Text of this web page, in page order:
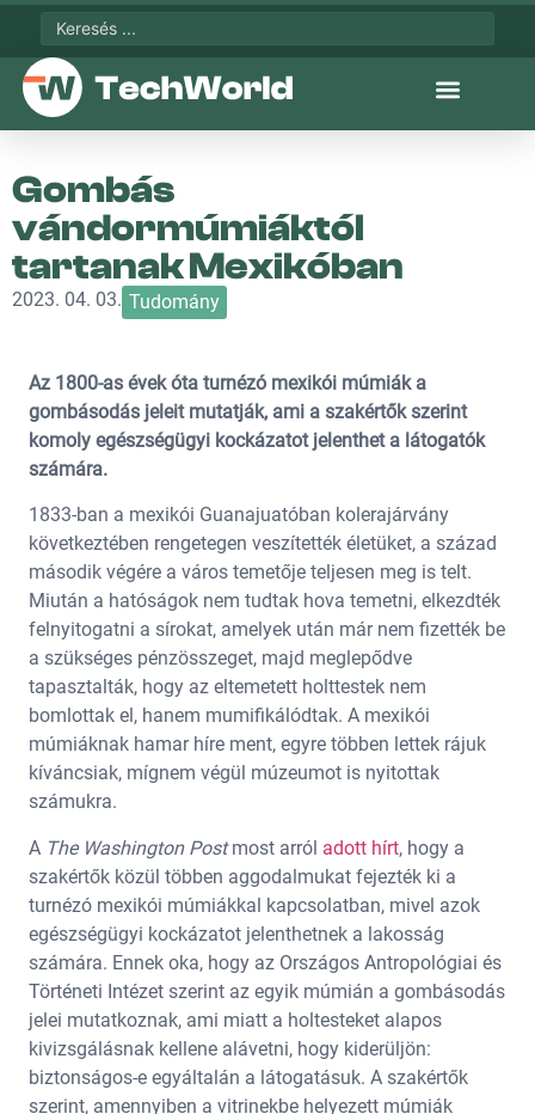
Gombás
vándormúmiáktól
tartanak Mexikóban
2023. 04. 03. Tudomány
Az 1800-as évek óta turnézó mexikói múmiák a
gombásodás jeleit mutatják, ami a szakértők szerint
komoly egészségügyi kockázatot jelenthet a látogatók
számára.
1833-ban a mexikói Guanajuatóban kolerajárvány
következtében rengetegen veszítették életüket, a század
második végére a város temetője teljesen meg is telt.
Miután a hatóságok nem tudtak hova temetni, elkezdték
felnyitogatni a sírokat, amelyek után már nem fizették be
a szükséges pénzösszeget, majd meglepődve
tapasztalták, hogy az eltemetett holttestek nem
bomlottak el, hanem mumifikálódtak. A mexikói
múmiáknak hamar híre ment, egyre többen lettek rájuk
kíváncsiak, mígnem végül múzeumot is nyitottak
számukra.
A The Washington Postmost arról adott hírt, hogy a
szakértők közül többen aggodalmukat fejezték ki a
turnézó mexikói múmiákkal kapcsolatban, mivel azok
egészségügyi kockázatot jelenthetnek a lakosság
számára. Ennek oka, hogy az Országos Antropológiai és
Történeti Intézet szerint az egyik múmián a gombásodás
jelei mutatkoznak, ami miatt a holtesteket alapos
kivizsgálásnak kellene alávetni, hogy kiderüljön:
biztonságos-e egyáltalán a látogatásuk. A szakértők
szerint, amennyiben a vitrinekbe helyezett múmiák